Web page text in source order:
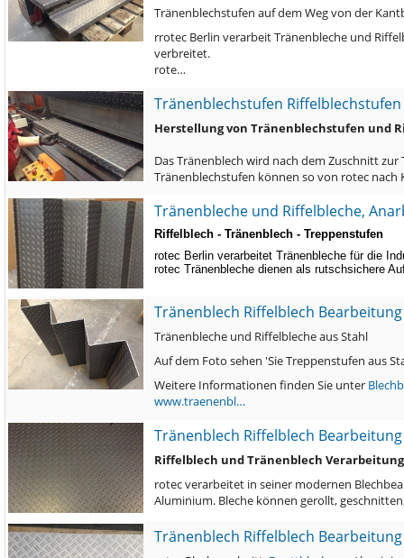
Tränenblechstufen auf dem Weg von der
rrotec Berlin verarbeit Tränenbleche und
verbreitet.
rote…
Tränenblechstufen Riffelblechstufen
Herstellung von Tränenblechstufen und
Das Tränenblech wird nach dem Zuschnitt
Tränenblechstufen können so von rotec
Tränenbleche und Riffelbleche,
Riffelblech - Tränenblech - Treppenstufen
rotec Berlin verarbeitet Tränenbleche für die
rotec Tränenbleche dienen als rutschsichere
Tränenblech Riffelblech Bearbeitung
Tränenbleche und Riffelbleche aus Stahl
Auf dem Foto sehen 'Sie Treppenstufen aus
Weitere Informationen finden Sie unter
www.traenenbl…
Tränenblech Riffelblech Bearbeitung
Riffelblech und Tränenblech
rotec verarbeitet in seiner modernen
Aluminium. Bleche können gerollt,
Tränenblech Riffelblech Bearbeitung